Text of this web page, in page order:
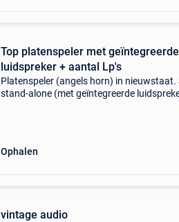
Top platenspeler met geïntegreerde
luidspreker + aantal Lp's
Platenspeler (angels horn) in nieuwstaat.
stand-alone (met geïntegreerde
Ophalen
vintage audio